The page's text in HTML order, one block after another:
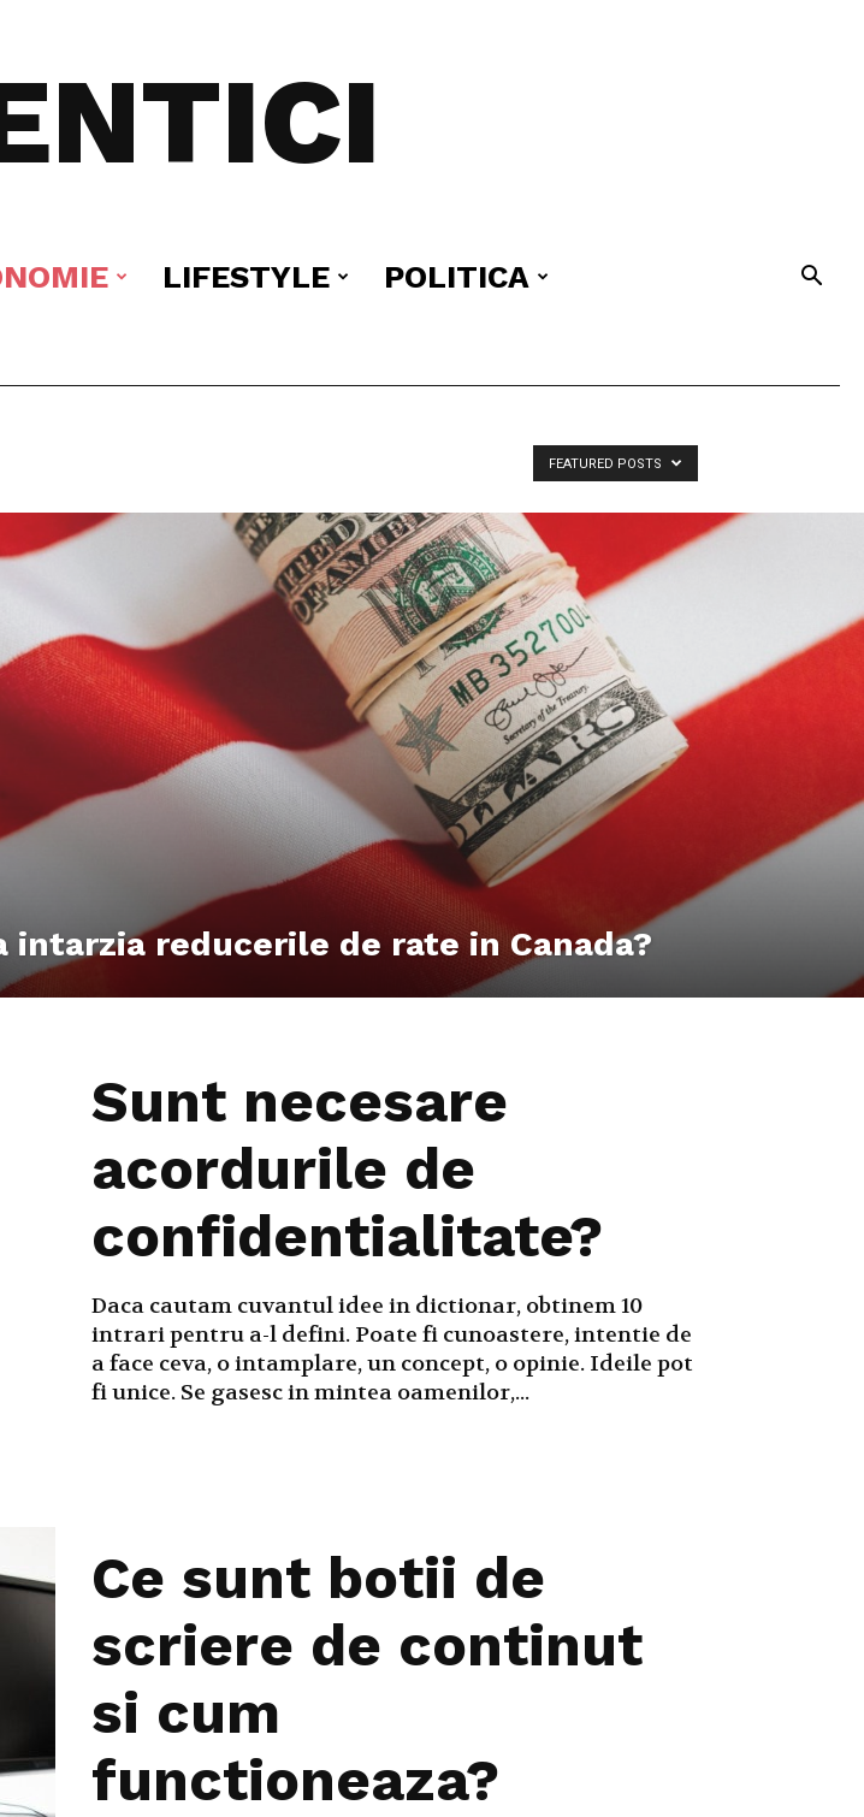
LIFESTYLE
POLITICA
FEATURED POSTS
intarzia reducerile de rate in Canada?
Sunt necesare
acordurile de
confidentialitate?
Daca cautam cuvantul idee in dictionar, obtinem 10
intrari pentru a-l defini. Poate fi cunoastere, intentie de
a face ceva, o intamplare, un concept, o opinie. Ideile pot
fi unice. Se gasesc in mintea oamenilor,...
Ce sunt botii de
scriere de continut
si cum
functioneaza?